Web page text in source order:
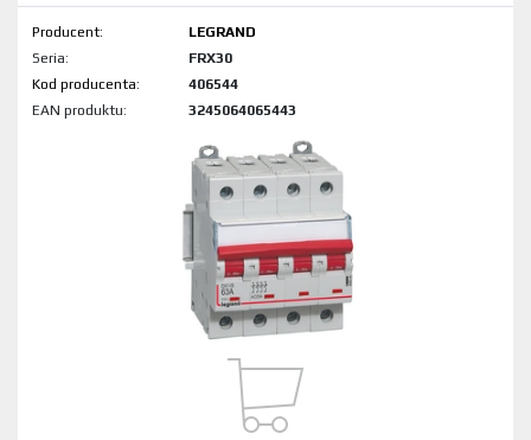
Producent:
LEGRAND
Seria:
FRX30
Kod produktu:
406544
EAN produktu:
3245064065443